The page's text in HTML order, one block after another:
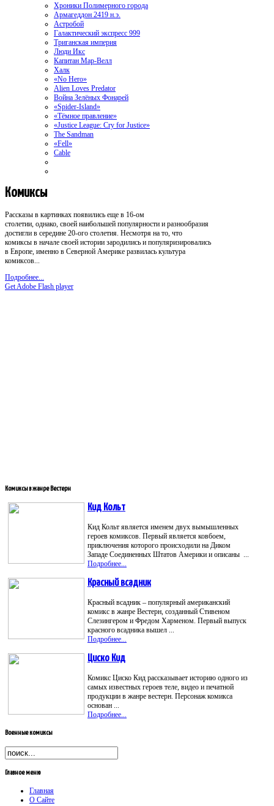
Хроники Полимерного города
Армагеддон 2419 н.э.
Астробой
Галактический экспресс 999
Триганская империя
Люди Икс
Капитан Мар-Велл
Халк
«No Hero»
Alien Loves Predator
Война Зелёных Фонарей
«Spider-Island»
«Тёмное правление»
«Justice League: Cry for Justice»
The Sandman
«Fell»
Cable
Комиксы
Рассказы в картинках появились еще в 16-ом
столетии, однако, своей наибольшей популярности и разнообразия
достигли в середине 20-ого столетия. Несмотря на то, что
комиксы в начале своей истории зародились и популяризировались
в Европе, именно в Северной Америке развилась культура
комиксов...
Подробнее...
Get Adobe Flash player
Комиксыв жанре Вестерн
Кид Кольт
Кид Кольт является именем двух вымышленных
героев комиксов. Первый является ковбоем,
приключения которого происходили на Диком
Западе Соединенных Штатов Америки и описаны ...
Подробнее...
Красный всадник
Красный всадник – популярный американский
комикс в жанре Вестерн, созданный Стивеном
Слезингером и Фредом Харменом. Первый выпуск
красного всадника вышел ...
Подробнее...
Циско Кид
Комикс Циско Кид рассказывает историю одного из
самых известных героев теле, видео и печатной
продукции в жанре вестерн. Персонаж комикса
основан ...
Подробнее...
Военныекомиксы
Главноеменю
Главная
О Сайте